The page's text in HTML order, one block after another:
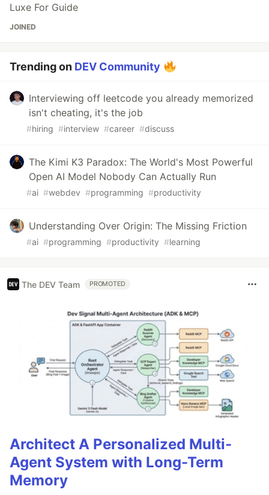
Luxe For Guide
JOINED
Trending on DEV Community
Interviewing off leetcode you already memorized
isn't cheating, it's the job
#hiring #interview #career #discuss
The Kimi K3 Paradox: The World's Most Powerful
Open AI Model Nobody Can Actually Run
#ai #webdev #programming #productivity
Understanding Over Origin: The Missing Friction
#ai #programming #productivity #learning
The DEV Team PROMOTED
Architect A Personalized Multi-
Agent System with Long-Term
Memory